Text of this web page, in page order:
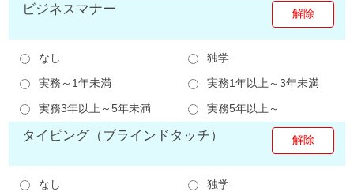
ビジネスマナー
なし
独学
実務～1年未満
実務1年以上～3年未満
実務3年以上～5年未満
実務5年以上～
タイピング（ブラインドタッチ）
なし
独学